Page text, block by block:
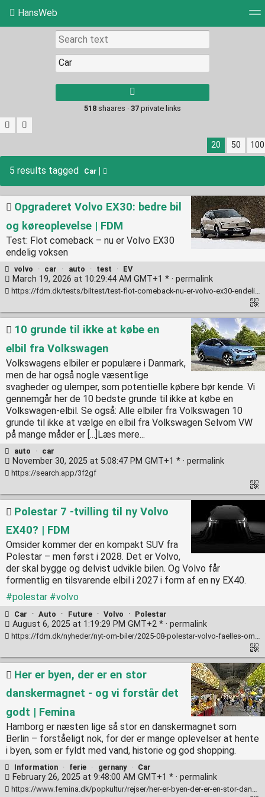
HansWeb
Picture wall
results.
518 shaares · 37 private links
20 50 100
5 results tagged Car
Opgraderet Volvo EX30: bedre bil
og køreoplevelse | FDM
Test: Flot comeback – nu er Volvo EX30
endelig voksen
volvo · car · auto · test · EV
March 19, 2026 at 10:29:44 AM GMT+1 * · permalink
https://fdm.dk/tests/biltest/test-flot-comeback-nu-er-volvo-ex30-endelig-voksen
10 grunde til ikke at købe en
elbil fra Volkswagen
Volkswagens elbiler er populære i Danmark,
men de har også nogle væsentlige
svagheder og ulemper, som potentielle købere bør kende. Vi
gennemgår her de 10 bedste grunde til ikke at købe en
Volkswagen-elbil. Se også: Alle elbiler fra Volkswagen 10
grunde til ikke at vælge en elbil fra Volkswagen Selvom VW
på mange måder er [...]Læs mere...
auto · car
November 30, 2025 at 5:08:47 PM GMT+1 * · permalink
https://search.app/3f2gf
Polestar 7 -tvilling til ny Volvo
EX40? | FDM
Omsider kommer der en kompakt SUV fra
Polestar – men først i 2028. Det er Volvo,
der skal bygge og delvist udvikle bilen. Og Volvo får
formentlig en tilsvarende elbil i 2027 i form af en ny EX40.
#polestar #volvo
Car · Auto · Future · Volvo · Polestar
August 6, 2025 at 1:19:29 PM GMT+2 * · permalink
https://fdm.dk/nyheder/nyt-om-biler/2025-08-polestar-volvo-faelles-om-nye-suv-modeller
Her er byen, der er en stor
danskermagnet - og vi forstår det
godt | Femina
Hamborg er næsten lige så stor en danskermagnet som
Berlin – forståeligt nok, for der er mange oplevelser at hente
i byen, som er fyldt med vand, historie og god shopping.
Information · ferie · gernany · Car
February 26, 2025 at 9:48:00 AM GMT+1 * · permalink
https://www.femina.dk/popkultur/rejser/her-er-byen-der-er-en-stor-danskermagnet-og-vi-forstaar-det-godt